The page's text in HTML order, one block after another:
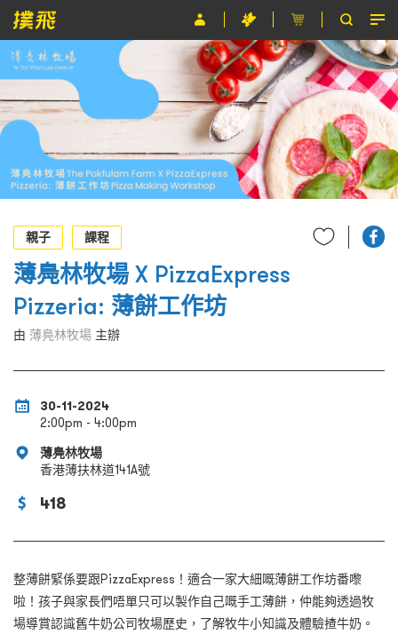
節目
主辦單位
關於撲飛
條款及細則
EN
親子
課程
薄鳧林牧場 X PizzaExpress
Pizzeria: 薄餅工作坊
由 薄鳧林牧場 主辦
30-11-2024
2:00pm - 4:00pm
薄鳧林牧場
香港薄扶林道141A號
418
整薄餅緊係要跟PizzaExpress！ 適合一家大細嘅薄餅工作坊番嚟
啦！孩子與家長們唔單只可以製作自己嘅手工薄餅，仲能夠透過牧
場導賞認識舊牛奶公司牧場歷史，了解牧牛小知識及體驗揸牛奶。